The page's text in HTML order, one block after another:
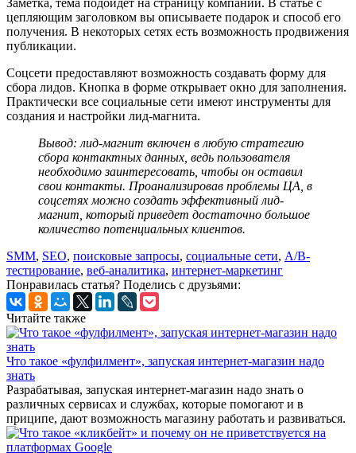
цепляющим заголовком вы описываете подарок и способ его
получения. В некоторых сетях есть возможность продвижения
публикации.
Соцсети предоставляют возможность создавать форму для
сбора лидов. Кнопка в форме открывает окно для заполнения.
Практически все социальные сети имеют инструменты для
создания и настройки лид-магнита.
Вывод: лид-магнит включен в любую стратегию
сбора контактных данных, ведь пользователя
необходимо заинтересовать, чтобы он оставил
свои контакты. Проанализировав проблемы ЦА, в
соцсетях можно создать эффективный лид-
магнит, который приведет достаточно большое
количество потенциальных клиентов.
SMM, SEO, поисковые запросы, социальные сети, A/B-
тестирование, веб-аналитика, интернет-маркетинг
Понравилась статья? Поделись с друзьями:
Читайте также
Что такое «фулфилмент», запуская интернет-магазин надо
знать
Разрабатывая, запуская интернет-магазин надо знать о
различных сервисах и службах, которые помогают и в
приципе, дают возможность магазину работать и развиваться.